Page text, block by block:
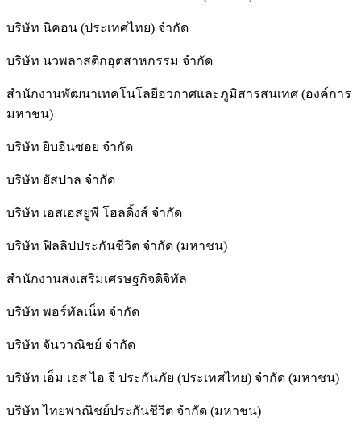
บริษัท นิคอน (ประเทศไทย) จำกัด
บริษัท นวพลาสติกอุตสาหกรรม จำกัด
สำนักงานพัฒนาเทคโนโลยีอวกาศและภูมิสารสนเทศ (องค์การ
มหาชน)
บริษัท ยิบอินซอย จำกัด
บริษัท ยัสปาล จำกัด
บริษัท เอสเอสยูพี โฮลดิ้งส์ จำกัด
บริษัท ฟิลลิปประกันชีวิต จำกัด (มหาชน)
สํานักงานส่งเสริมเศรษฐกิจดิจิทัล
บริษัท พอร์ทัลเน็ท จำกัด
บริษัท จันวาณิชย์ จำกัด
บริษัท เอ็ม เอส ไอ จี ประกันภัย (ประเทศไทย) จำกัด (มหาชน)
บริษัท ไทยพาณิชย์ประกันชีวิต จำกัด (มหาชน)